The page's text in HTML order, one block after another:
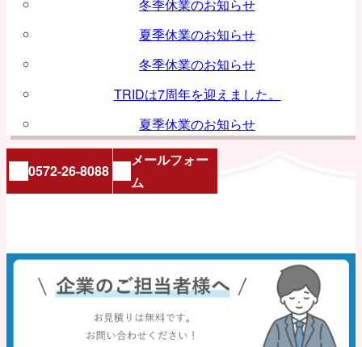
冬季休業のお知らせ
夏季休業のお知らせ
冬季休業のお知らせ
TRIDは7周年を迎えました。
夏季休業のお知らせ
0572-26-8088
メールフォー
ム